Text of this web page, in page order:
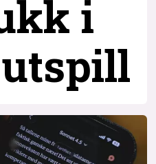
i